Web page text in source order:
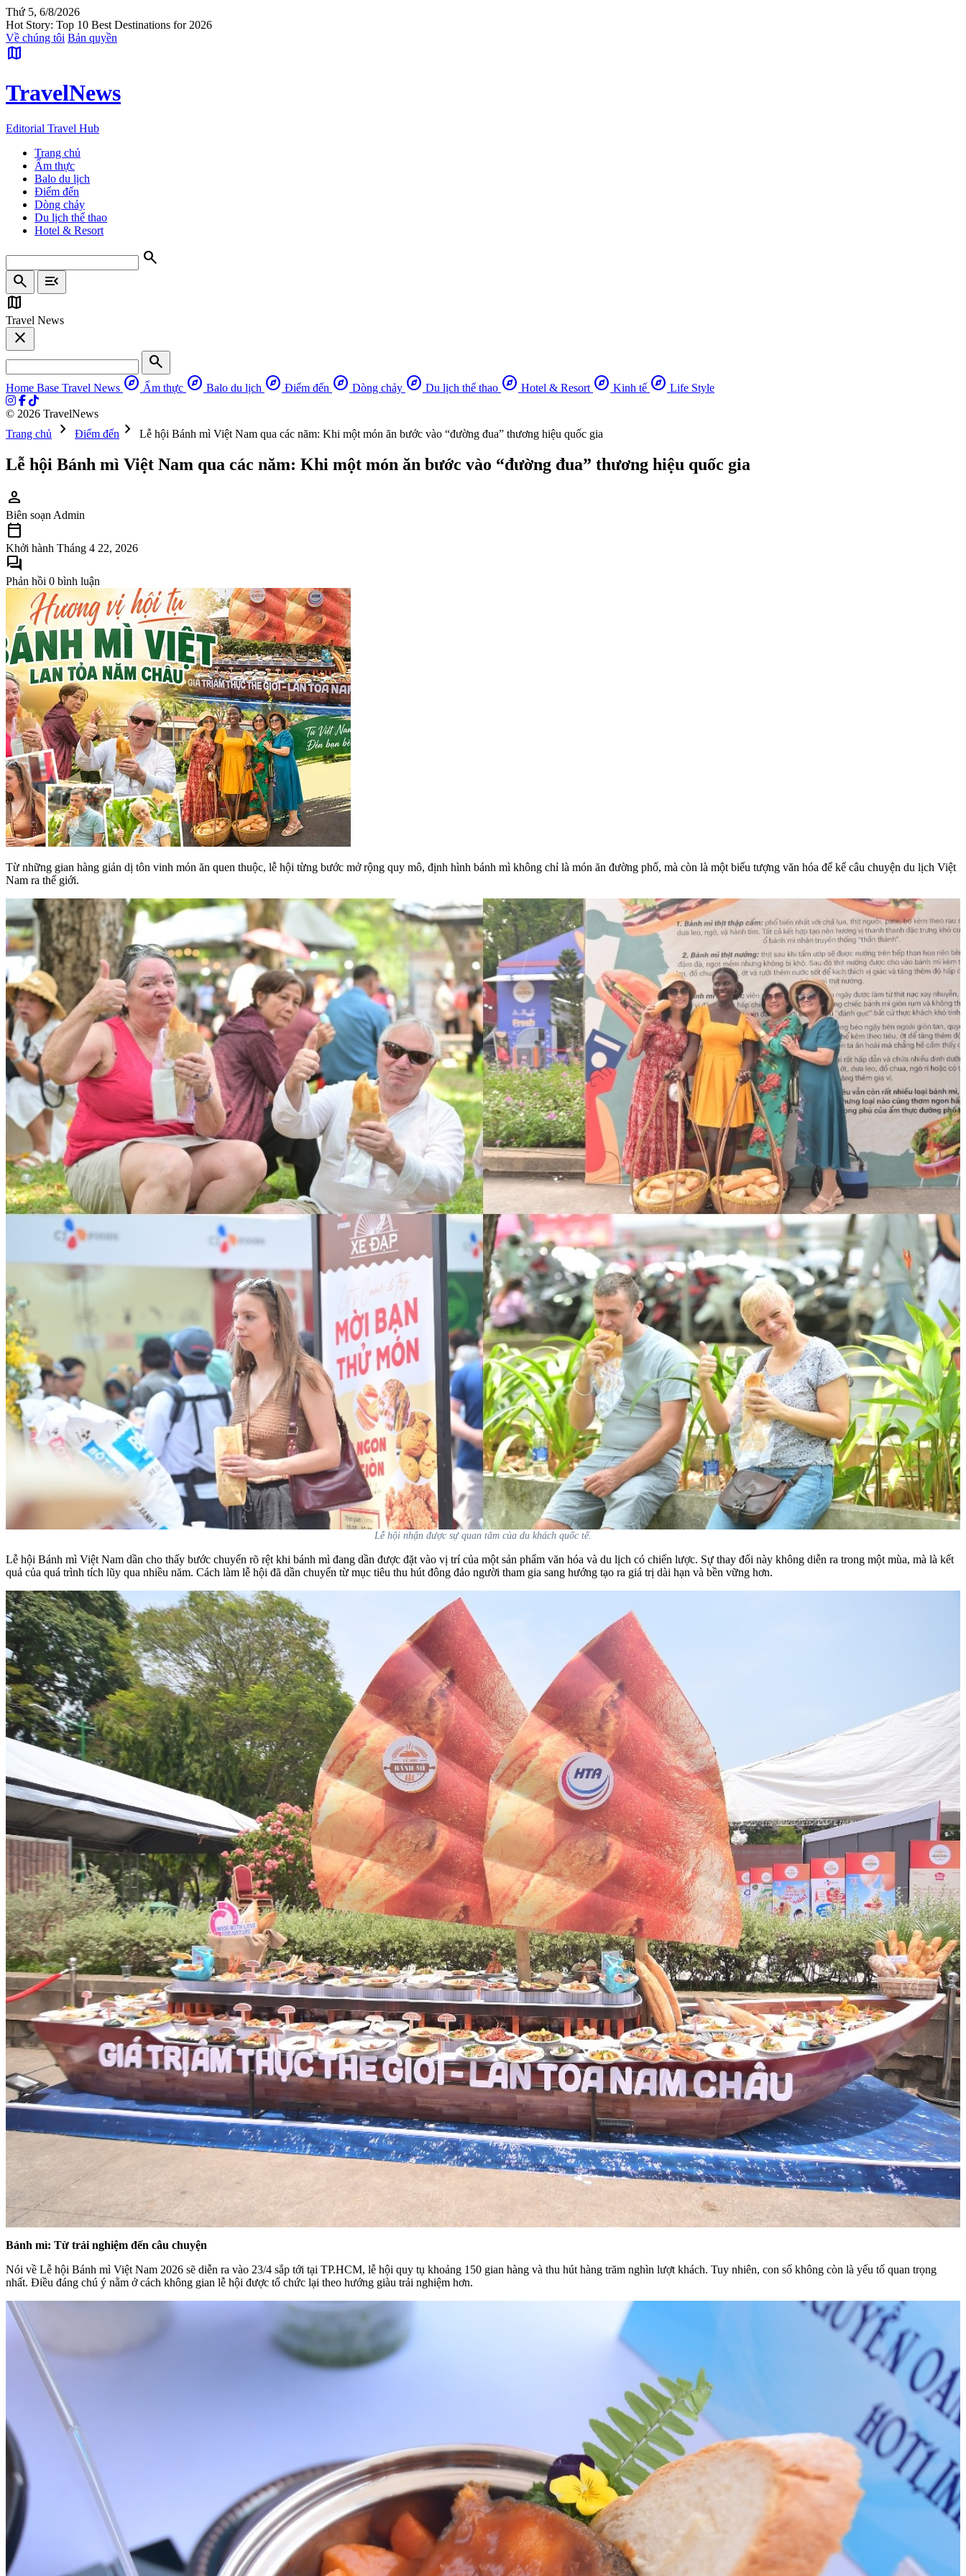
Thứ 5, 6/8/2026
Hot Story: Top 10 Best Destinations for 2026
Về chúng tôi Bản quyền
map
TravelNews
Editorial Travel Hub
Trang chủ
Ẩm thực
Balo du lịch
Điểm đến
Dòng chảy
Du lịch thể thao
Hotel & Resort
search
search
menu_open
map
Travel News
close
search
Home Base Travel News explore Ẩm thực explore Balo du lịch explore Điểm đến explore Dòng chảy explore Du lịch thể thao explore Hotel & Resort explore Kinh tế explore Life Style
© 2026 TravelNews
Trang chủ
chevron_right Điểm đến chevron_right Lễ hội Bánh mì Việt Nam qua các năm: Khi một món ăn bước vào “đường đua” thương hiệu quốc gia
Lễ hội Bánh mì Việt Nam qua các năm: Khi một món ăn bước vào “đường đua” thương hiệu quốc gia
person
Biên soạn Admin
calendar_today
Khởi hành Tháng 4 22, 2026
forum
Phản hồi 0 bình luận
Từ những gian hàng giản dị tôn vinh món ăn quen thuộc, lễ hội từng bước mở rộng quy mô, định hình bánh mì không chỉ là món ăn đường phố, mà còn là một biểu tượng văn hóa để kể câu chuyện du lịch Việt
Nam ra thế giới.
Lễ hội nhận được sự quan tâm của du khách quốc tế.
Lễ hội Bánh mì Việt Nam dần cho thấy bước chuyển rõ rệt khi bánh mì đang dần được đặt vào vị trí của một sản phẩm văn hóa và du lịch có chiến lược. Sự thay đổi này không diễn ra trong một mùa, mà là kết
quả của quá trình tích lũy qua nhiều năm. Cách làm lễ hội đã dần chuyển từ mục tiêu thu hút đông đảo người tham gia sang hướng tạo ra giá trị dài hạn và bền vững hơn.
Bánh mì: Từ trải nghiệm đến câu chuyện
Nói về Lễ hội Bánh mì Việt Nam 2026 sẽ diễn ra vào 23/4 sắp tới tại TP.HCM, lễ hội quy tụ khoảng 150 gian hàng và thu hút hàng trăm nghìn lượt khách. Tuy nhiên, con số không còn là yếu tố quan trọng
nhất. Điều đáng chú ý nằm ở cách không gian lễ hội được tổ chức lại theo hướng giàu trải nghiệm hơn.